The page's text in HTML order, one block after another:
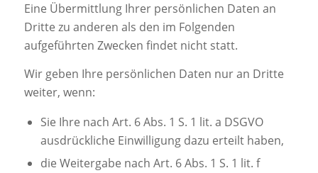
Eine Übermittlung Ihrer persönlichen Daten an
Dritte zu anderen als den im Folgenden
aufgeführten Zwecken findet nicht statt.
Wir geben Ihre persönlichen Daten nur an Dritte
weiter, wenn:
Sie Ihre nach Art. 6 Abs. 1 S. 1 lit. a DSGVO
ausdrückliche Einwilligung dazu erteilt haben,
die Weitergabe nach Art. 6 Abs. 1 S. 1 lit. f